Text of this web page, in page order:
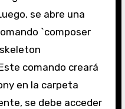
se abre una
`composer
comando creará
en la carpeta
se debe acceder